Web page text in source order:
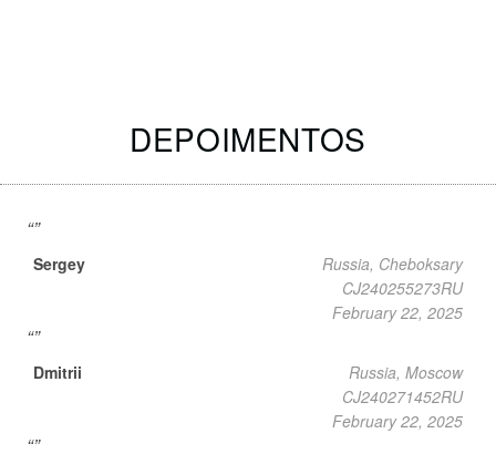
DEPOIMENTOS
Sergey
Russia, Cheboksary
CJ240255273RU
February 22, 2025
Dmitrii
Russia, Moscow
CJ240271452RU
February 22, 2025